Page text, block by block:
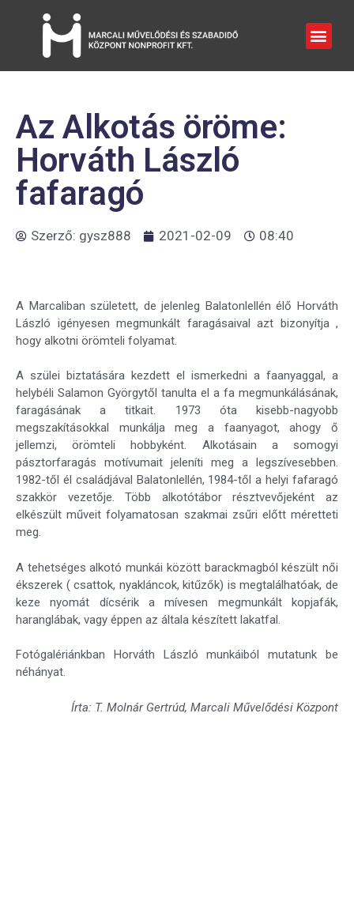
Az Alkotás öröme:
Horváth László
fafaragó
Szerző: gysz888 2021-02-09 08:40
A Marcaliban született, de jelenleg Balatonlellén élő Horváth
László igényesen megmunkált faragásaival azt bizonyítja ,
hogy alkotni örömteli folyamat.
A szülei biztatására kezdett el ismerkedni a faanyaggal, a
helybéli Salamon Györgytől tanulta el a fa megmunkálásának,
faragásának a titkait. 1973 óta kisebb-nagyobb
megszakításokkal munkálja meg a faanyagot, ahogy ő
jellemzi, örömteli hobbyként. Alkotásain a somogyi
pásztorfaragás motívumait jeleníti meg a legszívesebben.
1982-től él családjával Balatonlellén, 1984-től a helyi fafaragó
szakkör vezetője. Több alkotótábor résztvevőjeként az
elkészült műveit folyamatosan szakmai zsűri előtt méretteti
meg.
A tehetséges alkotó munkái között barackmagból készült női
ékszerek ( csattok, nyakláncok, kitűzők) is megtalálhatóak, de
keze nyomát dícsérik a mívesen megmunkált kopjafák,
haranglábak, vagy éppen az általa készített lakatfal.
Fotógalériánkban Horváth László munkáiból mutatunk be
néhányat.
Írta: T. Molnár Gertrúd, Marcali Művelődési Központ